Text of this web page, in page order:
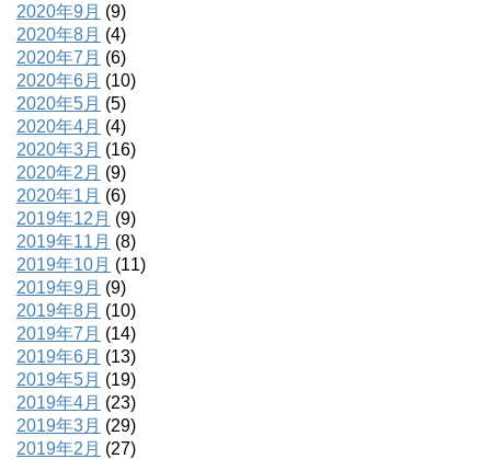
2020年9月 (9)
2020年8月 (4)
2020年7月 (6)
2020年6月 (10)
2020年5月 (5)
2020年4月 (4)
2020年3月 (16)
2020年2月 (9)
2020年1月 (6)
2019年12月 (9)
2019年11月 (8)
2019年10月 (11)
2019年9月 (9)
2019年8月 (10)
2019年7月 (14)
2019年6月 (13)
2019年5月 (19)
2019年4月 (23)
2019年3月 (29)
2019年2月 (27)